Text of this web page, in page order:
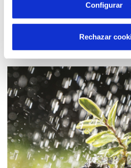
Configurar
Rechazar